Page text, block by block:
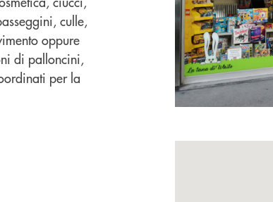
culle,
oppure
di palloncini,
per la